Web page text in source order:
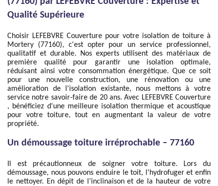
Qualité Supérieure
Choisir LEFEBVRE Couverture pour votre isolation de toiture à
Mortery (77160), c'est opter pour un service professionnel,
qualitatif et durable. Nos experts utilisent des matériaux de
première qualité pour garantir une isolation optimale,
réduisant ainsi votre consommation énergétique. Que ce soit
pour une nouvelle construction, une rénovation ou une
amélioration de l'isolation existante, nous mettons à votre
service notre savoir-faire de 20 ans. Avec LEFEBVRE Couverture
, bénéficiez d'une meilleure isolation thermique et acoustique
pour votre toiture, tout en augmentant la valeur de votre
propriété.
Un démoussage toiture irréprochable – 77160
Il est précautionneux de soigner votre toiture. Lors du
démoussage, nous pouvons enduire le toit, l'hydrofuger et enfin
le nettoyer. En dépit de l’inclinaison et de la hauteur de votre